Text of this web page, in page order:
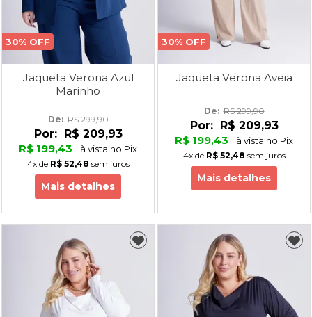
30% OFF
Jaqueta Verona Azul
Marinho
De: R$ 299,90
Por:
R$ 209,93
R$ 199,43
à vista no Pix
4xde R$ 52,48 sem juros
Mais detalhes
30% OFF
Jaqueta Verona Aveia
De: R$ 299,90
Por:
R$ 209,93
R$ 199,43
à vista no Pix
4xde R$ 52,48 sem juros
Mais detalhes